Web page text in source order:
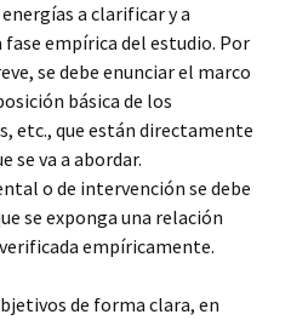
a clarificar y a
empírica del estudio. Por
se debe enunciar el marco
básica de los
etc., que están directamente
se va a abordar.
o de intervención se debe
se exponga una relación
empíricamente.
de forma clara, en